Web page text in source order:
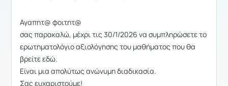
Αγαπητ@ φοιτητ@
σας παρακαλώ, μέχρι τις 30/1/2026 να συμπληρώσετε το
ερωτηματολόγιο αξιολόγησης του μαθήματος που θα
βρείτε εδώ.
Είναι μια απολύτως ανώνυμη διαδικασία.
Σας ευχαριστούμε!